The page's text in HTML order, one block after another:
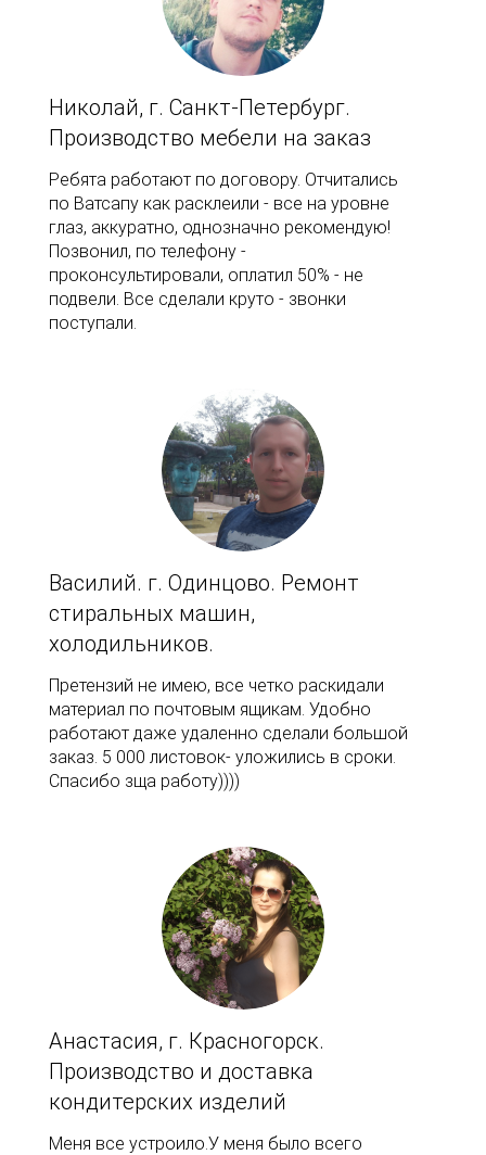
Николай, г. Санкт-Петербург.
Производство мебели на заказ
Ребята работают по договору. Отчитались
по Ватсапу как расклеили - все на уровне
глаз, аккуратно, однозначно рекомендую!
Позвонил, по телефону -
проконсультировали, оплатил 50% - не
подвели. Все сделали круто - звонки
поступали.
Василий. г. Одинцово. Ремонт
стиральных машин,
холодильников.
Претензий не имею, все четко раскидали
материал по почтовым ящикам. Удобно
работают даже удаленно сделали большой
заказ. 5 000 листовок- уложились в сроки.
Спасибо зща работу))))
Анастасия, г. Красногорск.
Производство и доставка
кондитерских изделий
Меня все устроило.У меня было всего